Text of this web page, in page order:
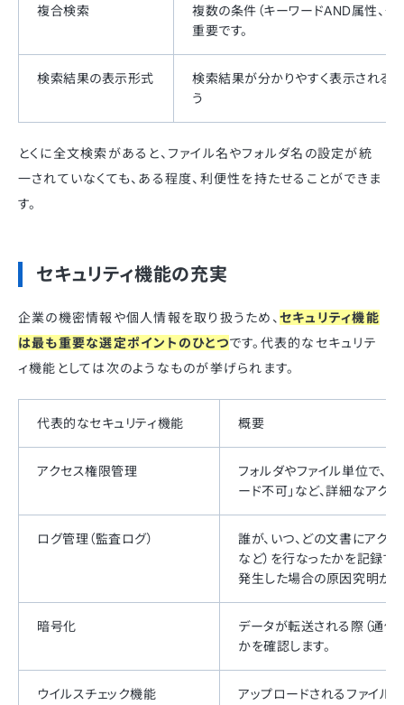
複合検索
複数の条件（キーワードAND属性、
重要です。
検索結果の表示形式
検索結果が分かりやすく表示される
う
とくに全文検索があると、ファイル名やフォルダ名の設定が統
一されていなくても、ある程度、利便性を持たせることができま
す。
セキュリティ機能の充実
企業の機密情報や個人情報を取り扱うため、 セキュリティ機能
は最も重要な選定ポイントのひとつです。代表的なセキュリテ
ィ機能としては次のようなものが挙げられます。
代表的なセキュリティ機能 概要
アクセス権限管理
フォルダやファイル単位で、
ード不可」など、詳細なアク
ログ管理（監査ログ）
誰が、いつ、どの文書にアク
など）を行なったかを記録す
発生した場合の原因究明が可
暗号化
データが転送される際（通信
かを確認します。
ウイルスチェック機能
アップロードされるファイル